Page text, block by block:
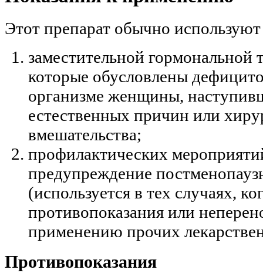
Этот препарат обычно
заместительной гормональной
которые обусловлены
организме женщины,
естественных причин или
вмешательства;
профилактических
предупреждение
(используется в тех случаях,
противопоказания или
применению прочих
Противопоказания